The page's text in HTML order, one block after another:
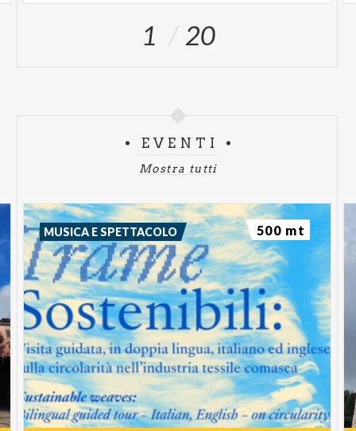
1 20
EVENTI
Mostra tutti
MUSICA E SPETTACOLO 500 mt